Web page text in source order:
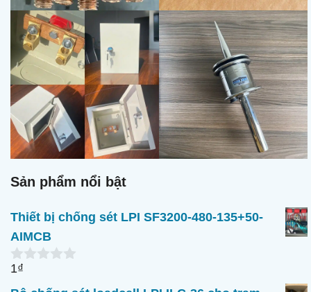
Sản phẩm nổi bật
Thiết bị chống sét LPI SF3200-480-135+50-
AIMCB
0
1₫